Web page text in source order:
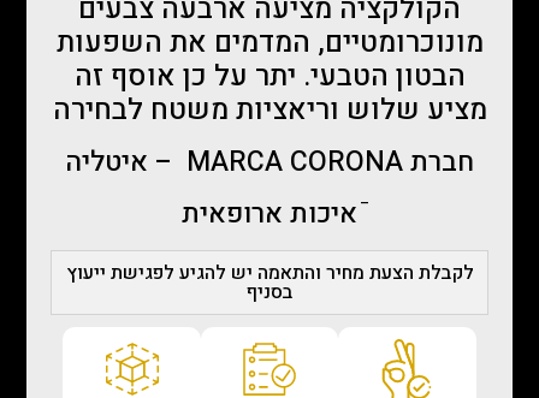
הקולקציה מציעה ארבעה צבעים
מונוכרומטיים, המדמים את השפעות
הבטון הטבעי. יתר על כן אוסף זה
מציע שלוש וריאציות משטח לבחירה
חברת MARCA CORONA – איטליה
ֿאיכות ארופאית
לקבלת הצעת מחיר והתאמה יש להגיע לפגישת ייעוץ
בסניף